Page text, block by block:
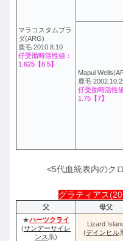
マラコスタムブラ
ダ(ARG)
鹿毛 2010.8.10
仔受胎時活性値：
1.625【6.5】
Mapul
鹿毛
仔受胎時活性
1.75【7】
<5代血統表内のク
グラティアス
父 母父
★ハーツクライ
(サンデーサイレ
ンス 系)
Lizard
(デインヒル